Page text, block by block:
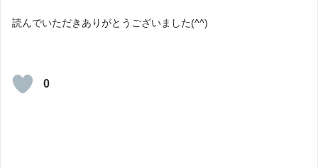
読んでいただきありがとうございました(^^)
0